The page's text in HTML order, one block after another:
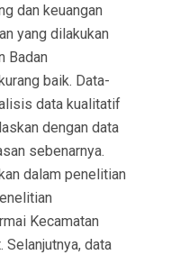
dan keuangan
yang dilakukan
Badan
baik. Data-
data kualitatif
dengan data
sebenarnya.
dalam penelitian
Kecamatan
Selanjutnya, data